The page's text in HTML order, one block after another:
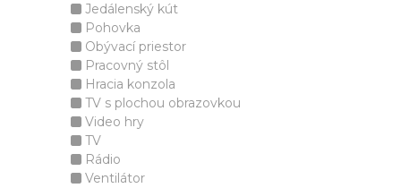
Jedálenský kút
Pohovka
Obývací priestor
Pracovný stôl
Hracia konzola
TV s plochou obrazovkou
Video hry
TV
Rádio
Ventilátor